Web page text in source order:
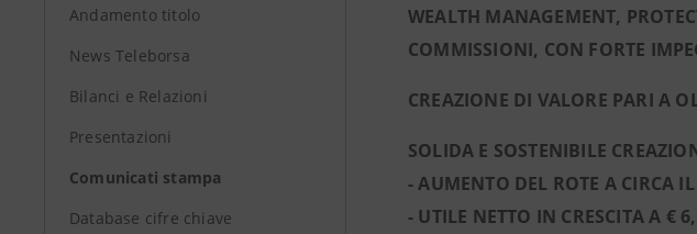
Andamento titolo
News Teleborsa
Bilanci e Relazioni
Presentazioni
Comunicati stampa
Database cifre chiave
WEALTH MANAGEMENT,
COMMISSIONI, CON FORTE
CREAZIONE DI VALORE PARI A
SOLIDA E SOSTENIBILE
- AUMENTO DEL ROTE A CIRCA
- UTILE NETTO IN CRESCITA A €